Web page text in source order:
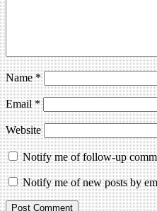
Name*
Email*
Website
Notify me of follow-up
Notify me of new posts by